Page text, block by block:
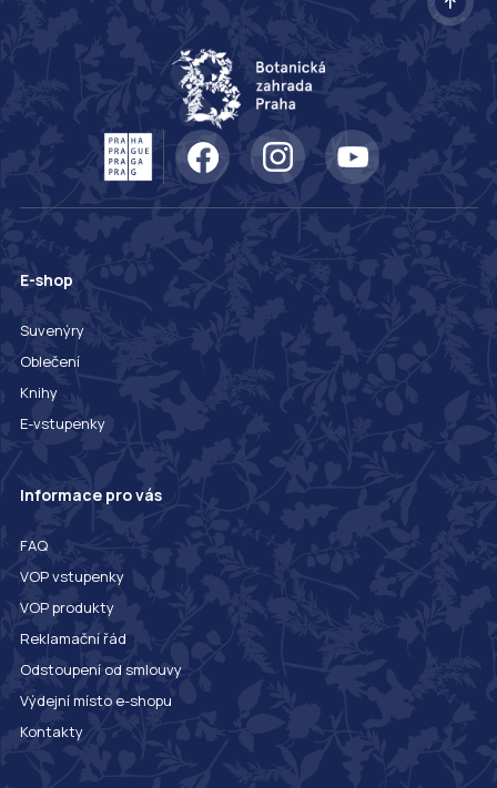
E-shop
Suvenýry
Oblečení
Knihy
E-vstupenky
Informace pro vás
FAQ
VOP vstupenky
VOP produkty
Reklamační řád
Odstoupení od smlouvy
Výdejní místo e-shopu
Kontakty